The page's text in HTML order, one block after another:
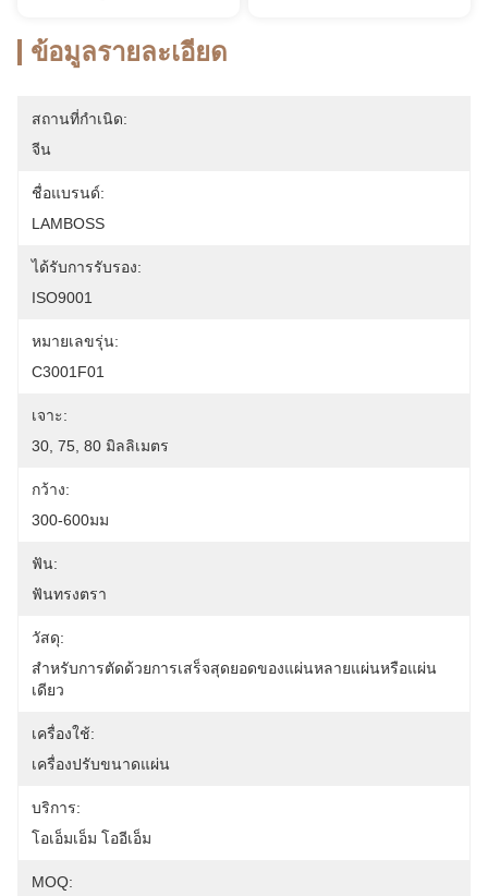
ข้อมูลรายละเอียด
สถานที่กำเนิด:
จีน
ชื่อแบรนด์:
LAMBOSS
ได้รับการรับรอง:
ISO9001
หมายเลขรุ่น:
C3001F01
เจาะ:
30, 75, 80 มิลลิเมตร
กว้าง:
300-600มม
ฟัน:
ฟันทรงตรา
วัสดุ:
สําหรับการตัดด้วยการเสร็จสุดยอดของแผ่นหลายแผ่นหรือแผ่น
เดียว
เครื่องใช้:
เครื่องปรับขนาดแผ่น
บริการ:
โอเอ็มเอ็ม โออีเอ็ม
MOQ: